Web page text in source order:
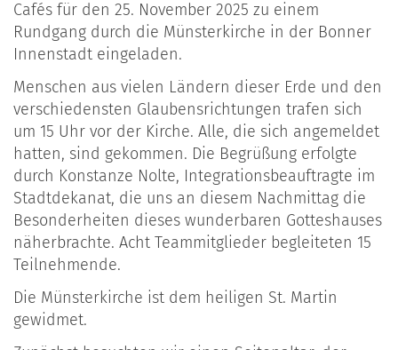
Cafés für den 25. November 2025 zu einem
Rundgang durch die Münsterkirche in der Bonner
Innenstadt eingeladen.
Menschen aus vielen Ländern dieser Erde und den
verschiedensten Glaubensrichtungen trafen sich
um 15 Uhr vor der Kirche. Alle, die sich angemeldet
hatten, sind gekommen. Die Begrüßung erfolgte
durch Konstanze Nolte, Integrationsbeauftragte im
Stadtdekanat, die uns an diesem Nachmittag die
Besonderheiten dieses wunderbaren Gotteshauses
näherbrachte. Acht Teammitglieder begleiteten 15
Teilnehmende.
Die Münsterkirche ist dem heiligen St. Martin
gewidmet.